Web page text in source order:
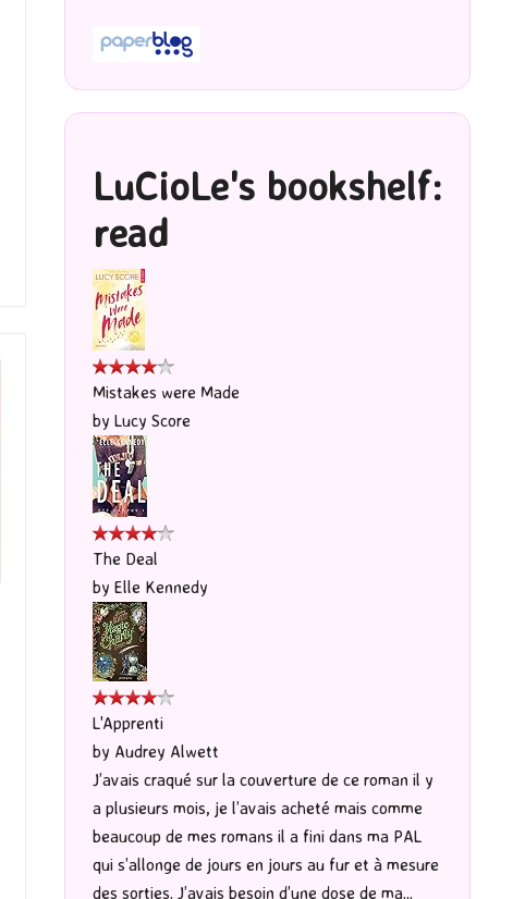
LuCioLe's bookshelf:
read
Mistakes were Made
by Lucy Score
The Deal
by Elle Kennedy
L'Apprenti
by Audrey Alwett
J’avais craqué sur la couverture de ce roman il y
a plusieurs mois, je l’avais acheté mais comme
beaucoup de mes romans il a fini dans ma PAL
qui s’allonge de jours en jours au fur et à mesure
des sorties. J’avais besoin d’une dose de ma...